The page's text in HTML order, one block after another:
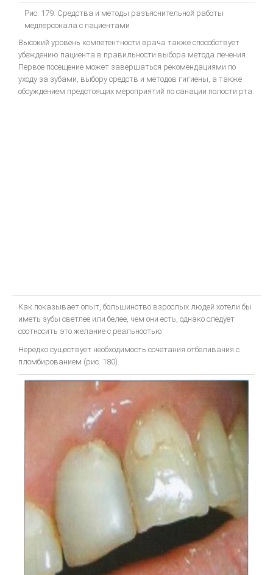
bredent-техника литья. Дентальное литье - точность
ЗУБОТЕХНИЧЕСКОЕ МАТЕРИАЛОВЕДЕНИЕ
ЛИТЬЕВОЕ ПРЕССОВАНИЕ ЗУБОЧЕЛЮСТНЫХ ПРОТЕЗОВ ИЗ
ПЛАСТМАСС
Изготовление металлокерамики
Искусство воспроизводить зубы керамикой
Инструкция для керамики IPS D.SIGN
Искуство металлокерамики
Металлокерамические протезы
Невидимая эстетическая керамическая реставрация
ОСОБЕННОСТИ ЭСТЕТИЧЕСКОЙ РЕСТАВРАЦИИ В СТОМАТОЛОГИИ
Рис. 179. Средства и методы разъяснительной работы
медперсонала с пациентами
Высокий уровень компетентности врача также способствует
убеждению пациента в правильности выбора метода лечения.
Первое посещение может завершаться рекомендациями по
уходу за зубами, выбору средств и методов гигиены, а также
обсуждением предстоящих мероприятий по санации полости рта.
Как показывает опыт, большинство взрослых людей хотели бы
иметь зубы светлее или белее, чем они есть, однако следует
соотносить это желание с реальностью.
Нередко существует необходимость сочетания отбеливания с
пломбированием (рис. 180).